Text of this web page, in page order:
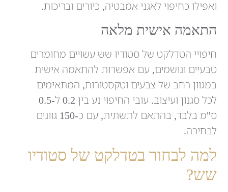
ואפילו כחיפוי לאגני אמבטיה, כיורים ובריכות.
התאמה אישית מלאה
חיפויי הטדלקט של סטודיו שש עשויים מחומרים
טבעיים ונושמים, עם אפשרות להתאמה אישית
במגוון רחב של צבעים וטקסטורות, המתאימים
לכל סגנון ועיצוב. עובי החיפוי נע בין 0.2 ל-0.5
ס"מ בלבד, בהתאם לתשתית, עם כ-150 גוונים
לבחירה.
למה לבחור בטדלקט של סטודיו
שש?